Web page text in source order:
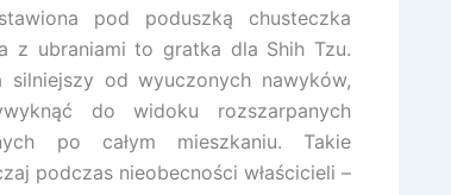
pod poduszką chusteczka
z ubraniami to gratka dla Shih Tzu.
od wyuczonych nawyków,
do widoku rozszarpanych
po całym mieszkaniu. Takie
podczas nieobecności właścicieli –